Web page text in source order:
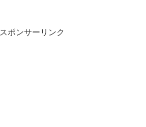
スポンサーリンク